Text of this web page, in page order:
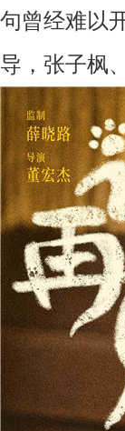
句曾经难以
导，张子枫